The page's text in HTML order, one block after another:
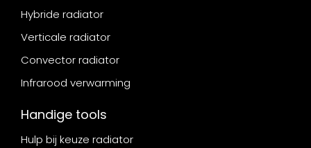
Hybride radiator
Verticale radiator
Convector radiator
Infrarood verwarming
Handige tools
Hulp bij keuze radiator